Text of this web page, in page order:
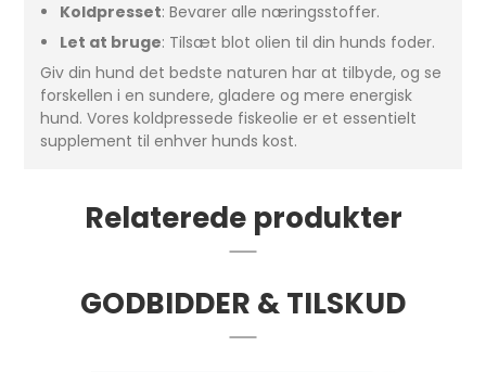
Koldpresset: Bevarer alle næringsstoffer.
Let at bruge: Tilsæt blot olien til din hunds foder.
Giv din hund det bedste naturen har at tilbyde, og se
forskellen i en sundere, gladere og mere energisk
hund. Vores koldpressede fiskeolie er et essentielt
supplement til enhver hunds kost.
Relaterede produkter
GODBIDDER & TILSKUD